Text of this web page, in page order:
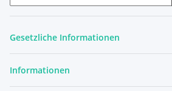
Gesetzliche Informationen
Informationen